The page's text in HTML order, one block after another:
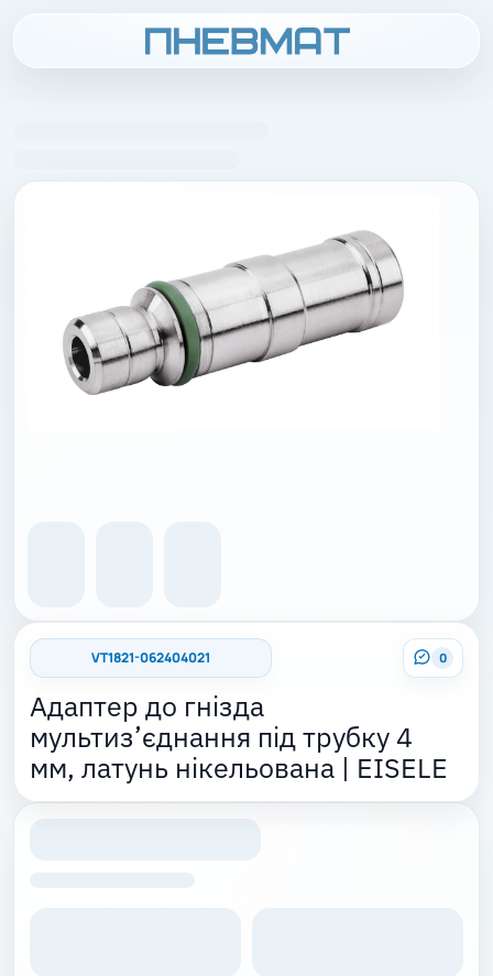
0
VT1821-062404021
Адаптер до гнізда
мультиз’єднання під трубку 4
мм, латунь нікельована | EISELE